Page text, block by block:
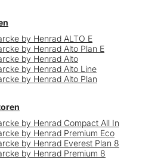
by Henrad ALTO E
by Henrad Alto Plan E
by Henrad Alto
by Henrad Alto Line
by Henrad Alto Plan
by Henrad Compact All In
by Henrad Premium Eco
by Henrad Everest Plan 8
by Henrad Premium 8